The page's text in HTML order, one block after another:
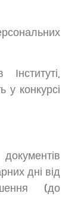
конкурсі
дні від
(до